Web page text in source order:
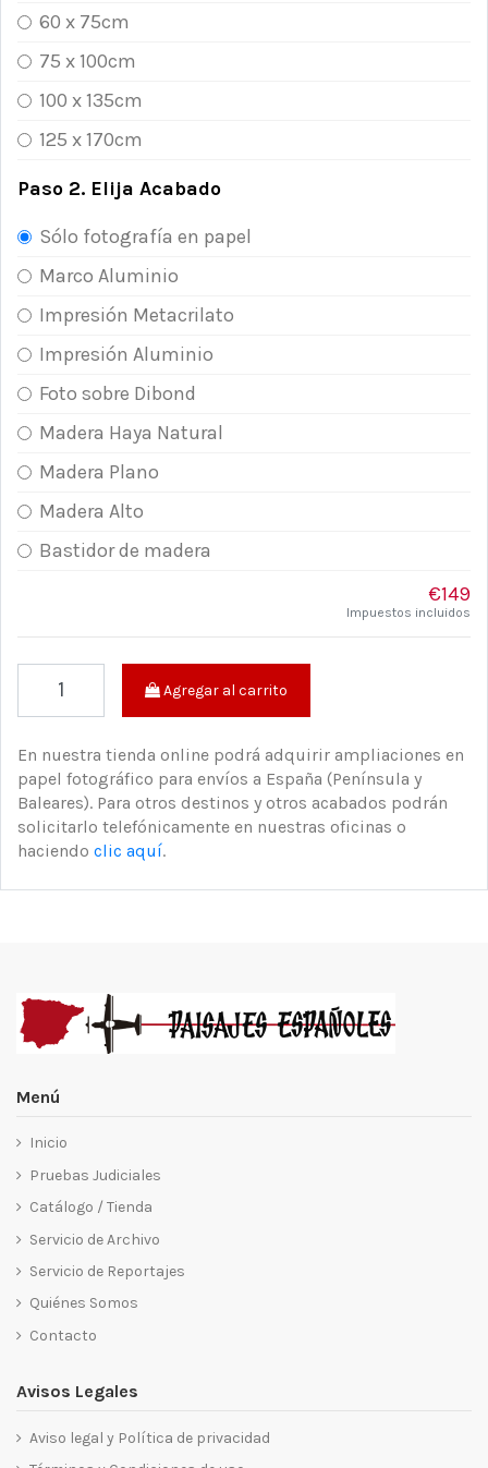
60 x 75cm
75 x 100cm
100 x 135cm
125 x 170cm
Paso 2. Elija Acabado
Sólo fotografía en papel
Marco Aluminio
Impresión Metacrilato
Impresión Aluminio
Foto sobre Dibond
Madera Haya Natural
Madera Plano
Madera Alto
Bastidor de madera
€149
Impuestos incluidos
Agregar al carrito
En nuestra tienda online podrá adquirir ampliaciones en
papel fotográfico para envíos a España (Península y
Baleares). Para otros destinos y otros acabados podrán
solicitarlo telefónicamente en nuestras oficinas o
haciendo clic aquí.
Menú
Inicio
Pruebas Judiciales
Catálogo / Tienda
Servicio de Archivo
Servicio de Reportajes
Quiénes Somos
Contacto
Avisos Legales
Aviso legal y Política de privacidad